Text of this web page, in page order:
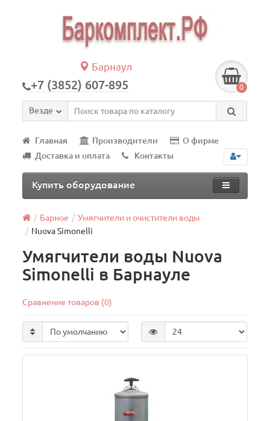
Барнаул
+7 (3852) 607-895 0
Везде
Главная Производители
О фирме
Доставка и оплата
Контакты
Купить оборудование
Барное
Умягчители и очистители воды
Nuova Simonelli
Умягчители воды Nuova
Simonelli в Барнауле
Сравнение товаров (0)